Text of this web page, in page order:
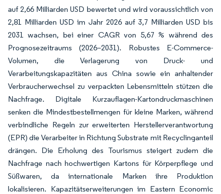
auf 2,66 Milliarden USD bewertet und wird voraussichtlich von
2,81 Milliarden USD im Jahr 2026 auf 3,7 Milliarden USD bis
2031 wachsen, bei einer CAGR von 5,67 % während des
Prognosezeitraums (2026–2031). Robustes E-Commerce-
Volumen, die Verlagerung von Druck- und
Verarbeitungskapazitäten aus China sowie ein anhaltender
Verbraucherwechsel zu verpackten Lebensmitteln stützen die
Nachfrage. Digitale Kurzauflagen-Kartondruckmaschinen
senken die Mindestbestellmengen für kleine Marken, während
verbindliche Regeln zur erweiterten Herstellerverantwortung
(EPR) die Verarbeiter in Richtung Substrate mit Recyclinganteil
drängen. Die Erholung des Tourismus steigert zudem die
Nachfrage nach hochwertigen Kartons für Körperpflege und
Süßwaren, da internationale Marken ihre Produktion
lokalisieren. Kapazitätserweiterungen im Eastern Economic